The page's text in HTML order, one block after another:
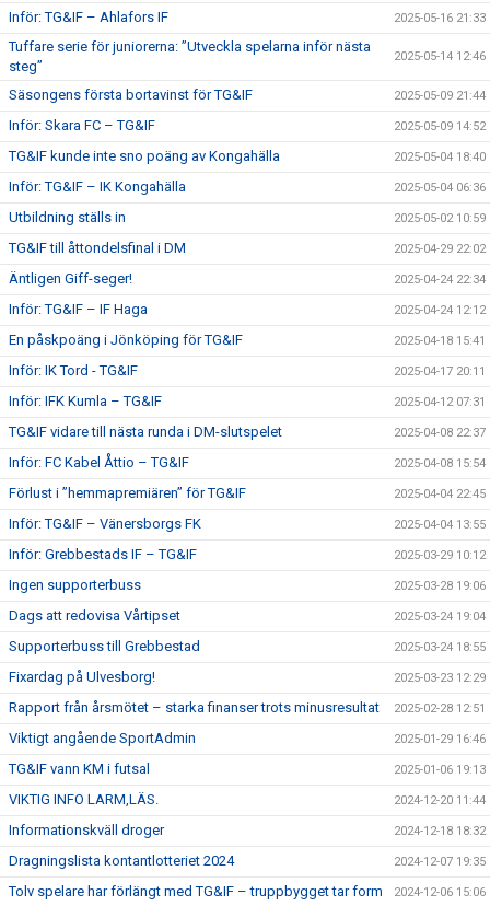
Inför: TG&IF – Ahlafors IF 2025-05-16 21:33
Tuffare serie för juniorerna: ”Utveckla spelarna inför nästa
steg”
2025-05-14 12:46
Säsongens första bortavinst för TG&IF 2025-05-09 21:44
Inför: Skara FC – TG&IF 2025-05-09 14:52
TG&IF kunde inte sno poäng av Kongahälla 2025-05-04 18:40
Inför: TG&IF – IK Kongahälla 2025-05-04 06:36
Utbildning ställs in 2025-05-02 10:59
TG&IF till åttondelsfinal i DM 2025-04-29 22:02
Äntligen Giff-seger! 2025-04-24 22:34
Inför: TG&IF – IF Haga 2025-04-24 12:12
En påskpoäng i Jönköping för TG&IF 2025-04-18 15:41
Inför: IK Tord - TG&IF 2025-04-17 20:11
Inför: IFK Kumla – TG&IF 2025-04-12 07:31
TG&IF vidare till nästa runda i DM-slutspelet 2025-04-08 22:37
Inför: FC Kabel Åttio – TG&IF 2025-04-08 15:54
Förlust i ”hemmapremiären” för TG&IF 2025-04-04 22:45
Inför: TG&IF – Vänersborgs FK 2025-04-04 13:55
Inför: Grebbestads IF – TG&IF 2025-03-29 10:12
Ingen supporterbuss 2025-03-28 19:06
Dags att redovisa Vårtipset 2025-03-24 19:04
Supporterbuss till Grebbestad 2025-03-24 18:55
Fixardag på Ulvesborg! 2025-03-23 12:29
Rapport från årsmötet – starka finanser trots minusresultat 2025-02-28 12:51
Viktigt angående SportAdmin 2025-01-29 16:46
TG&IF vann KM i futsal 2025-01-06 19:13
VIKTIG INFO LARM,LÄS. 2024-12-20 11:44
Informationskväll droger 2024-12-18 18:32
Dragningslista kontantlotteriet 2024 2024-12-07 19:35
Tolv spelare har förlängt med TG&IF – truppbygget tar form 2024-12-06 15:06